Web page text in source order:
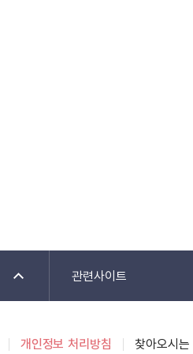
관련사이트
개인정보 처리방침 찾아오시는